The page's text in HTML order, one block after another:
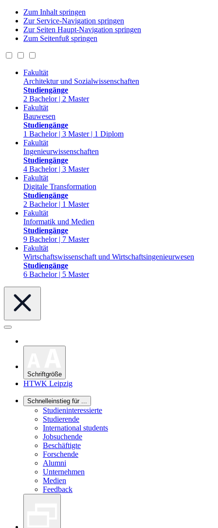
Zum Inhalt springen
Zur Service-Navigation springen
Zur Seiten Haupt-Navigation springen
Zum Seitenfuß springen
Fakultät
Architektur und Sozialwissenschaften
Studiengänge
2 Bachelor | 2 Master
Fakultät
Bauwesen
Studiengänge
1 Bachelor | 3 Master | 1 Diplom
Fakultät
Ingenieurwissenschaften
Studiengänge
4 Bachelor | 3 Master
Fakultät
Digitale Transformation
Studiengänge
2 Bachelor | 1 Master
Fakultät
Informatik und Medien
Studiengänge
9 Bachelor | 7 Master
Fakultät
Wirtschaftswissenschaft und Wirtschaftsingenieurwesen
Studiengänge
6 Bachelor | 5 Master
Schriftgröße
HTWK Leipzig
Schnelleinstieg für ...
Studieninteressierte
Studierende
International students
Jobsuchende
Beschäftigte
Forschende
Alumni
Unternehmen
Medien
Feedback